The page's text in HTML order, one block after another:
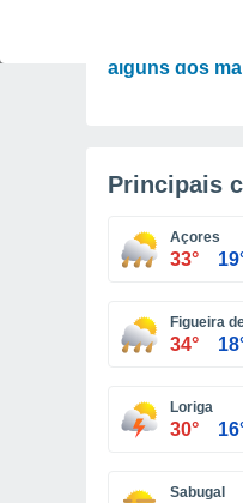
alguns dos
Principais
Açores
33°
Figueira
34°
Loriga
30°
Sabugal